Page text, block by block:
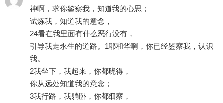
神啊，求你鉴察我，知道我的心思；
试炼我，知道我的意念，
24看在我里面有什么恶行没有，
引导我走永生的道路。1耶和华啊，你已经鉴察我，认识
我。
2我坐下，我起来，你都晓得，
你从远处知道我的意念；
3我行路，我躺卧，你都细察，